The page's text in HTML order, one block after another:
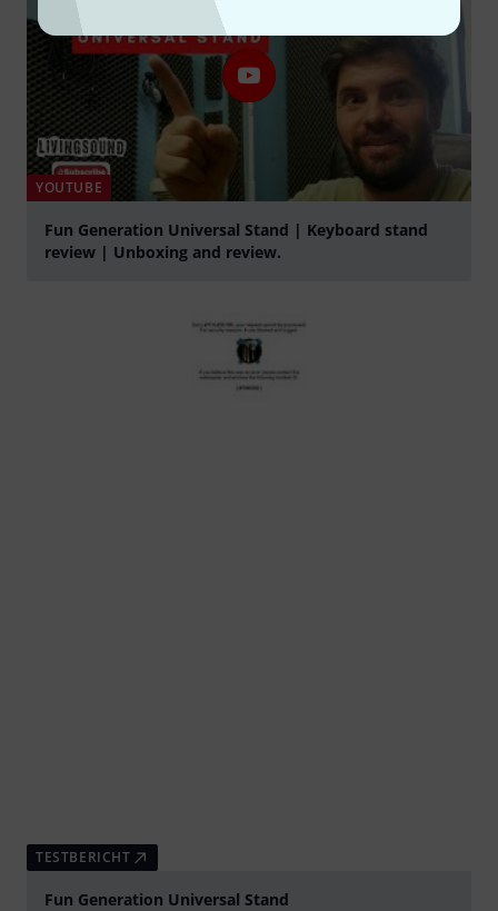
YOUTUBE
Fun Generation Universal Stand | Keyboard stand
review | Unboxing and review.
TESTBERICHT
Fun Generation Universal Stand